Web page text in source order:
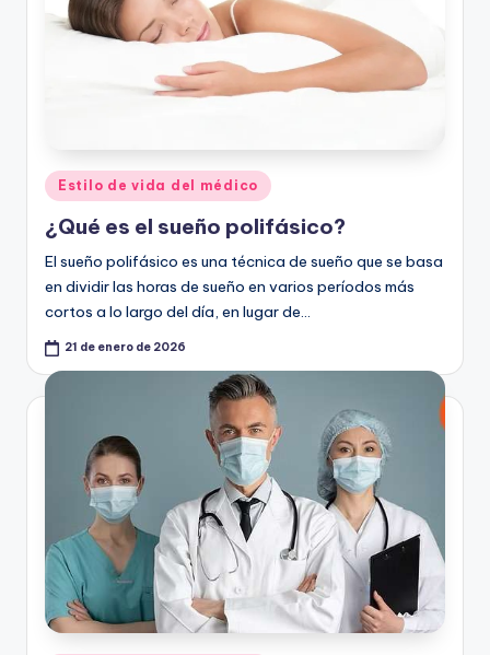
Publicado
en
Estilo de vida del médico
¿Qué es el sueño polifásico?
El sueño polifásico es una técnica de sueño que se basa
en dividir las horas de sueño en varios períodos más
cortos a lo largo del día, en lugar de…
21 de enero de 2026